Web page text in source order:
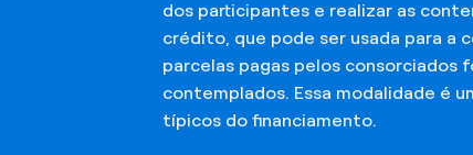
dos participantes e realizar as
crédito, que pode ser usada para a
parcelas pagas pelos consorciados
contemplados. Essa modalidade é
típicos do financiamento.